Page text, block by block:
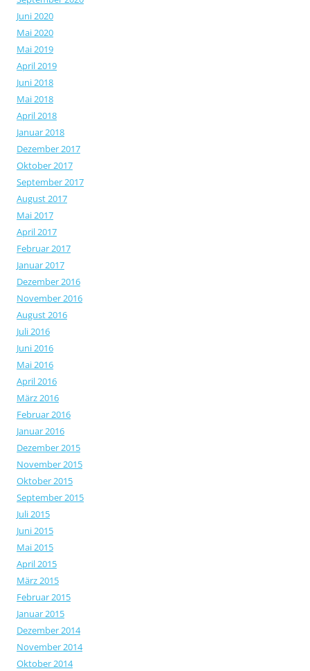
Juni 2020
Mai 2020
Mai 2019
April 2019
Juni 2018
Mai 2018
April 2018
Januar 2018
Dezember 2017
Oktober 2017
September 2017
August 2017
Mai 2017
April 2017
Februar 2017
Januar 2017
Dezember 2016
November 2016
August 2016
Juli 2016
Juni 2016
Mai 2016
April 2016
März 2016
Februar 2016
Januar 2016
Dezember 2015
November 2015
Oktober 2015
September 2015
Juli 2015
Juni 2015
Mai 2015
April 2015
März 2015
Februar 2015
Januar 2015
Dezember 2014
November 2014
Oktober 2014